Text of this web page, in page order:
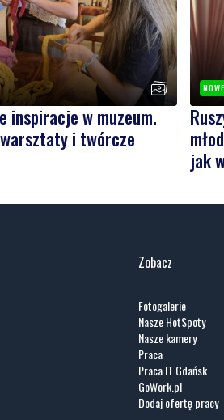
inspiracje w muzeum.
i twórcze
NOWE
jak
Zobacz
Fotogalerie
Nasze HotSpoty
Nasze kamery
Praca
Praca IT Gdańsk
GoWork.pl
Dodaj ofertę pracy